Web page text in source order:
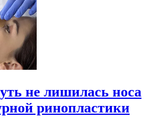
не лишилась носа
ринопластики